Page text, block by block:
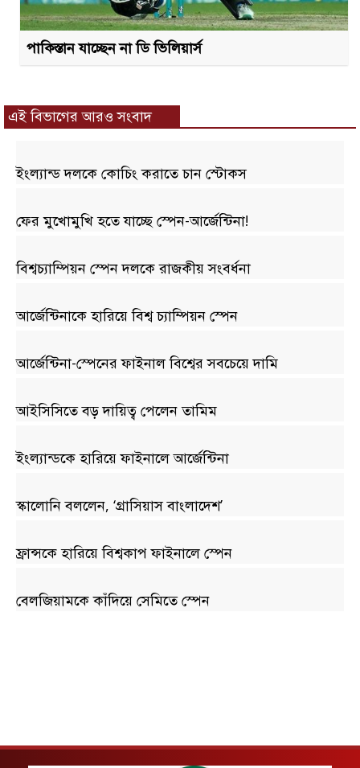
পাকিস্তান যাচ্ছেন না ডি ভিলিয়ার্স
এই বিভাগের আরও সংবাদ
ইংল্যান্ড দলকে কোচিং করাতে চান স্টোকস
ফের মুখোমুখি হতে যাচ্ছে স্পেন-আর্জেন্টিনা!
বিশ্বচ্যাম্পিয়ন স্পেন দলকে রাজকীয় সংবর্ধনা
আর্জেন্টিনাকে হারিয়ে বিশ্ব চ্যাম্পিয়ন স্পেন
আর্জেন্টিনা-স্পেনের ফাইনাল বিশ্বের সবচেয়ে দামি
আইসিসিতে বড় দায়িত্ব পেলেন তামিম
ইংল্যান্ডকে হারিয়ে ফাইনালে আর্জেন্টিনা
স্কালোনি বললেন, ‘গ্রাসিয়াস বাংলাদেশ’
ফ্রান্সকে হারিয়ে বিশ্বকাপ ফাইনালে স্পেন
বেলজিয়ামকে কাঁদিয়ে সেমিতে স্পেন